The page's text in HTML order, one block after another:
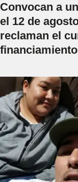
Convocan a
el 12 de
reclaman el
financiamiento